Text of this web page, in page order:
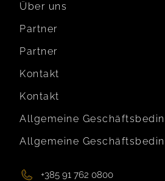
Über uns
Partner
Partner
Kontakt
Kontakt
Allgemeine
Allgemeine
+385 91 762 0800